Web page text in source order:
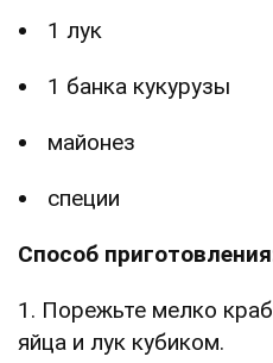
1 лук
1 банка кукурузы
майонез
специи
Способ
1. Порежьте мелко
яйца и лук кубиком.